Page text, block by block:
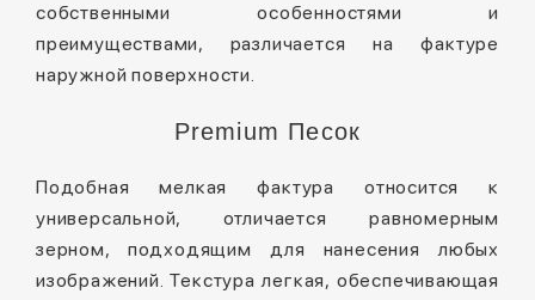
собственными особенностями и
преимуществами, различается на фактуре
наружной поверхности.
Premium Песок
Подобная мелкая фактура относится к
универсальной, отличается равномерным
зерном, подходящим для нанесения любых
изображений. Текстура легкая, обеспечивающая